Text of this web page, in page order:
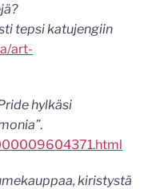
tepsi katujengiin
art-
hylkäsi
.
kiristystä